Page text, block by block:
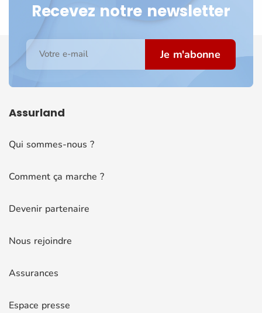
Recevez notre newsletter
Votre e-mail Je m'abonne
Assurland
Qui sommes-nous ?
Comment ça marche ?
Devenir partenaire
Nous rejoindre
Assurances
Espace presse